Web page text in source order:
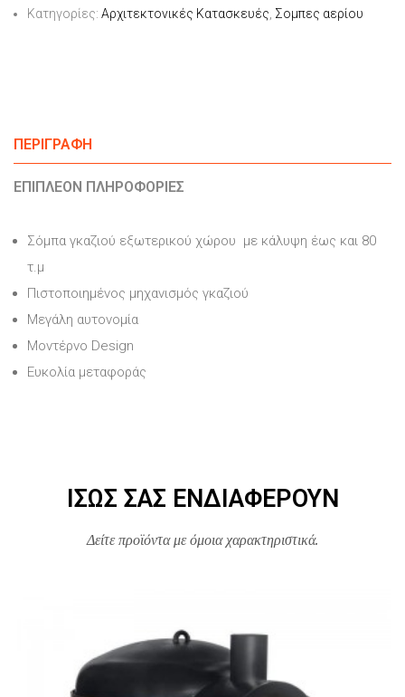
Κατηγορίες: Αρχιτεκτονικές Κατασκευές Σομπες αερίου
ΠΕΡΙΓΡΑΦΉ
ΕΠΙΠΛΈΟΝ ΠΛΗΡΟΦΟΡΊΕΣ
Σόμπα γκαζιού εξωτερικού χώρου με κάλυψη έως και 80
τ.μ
Πιστοποιημένος μηχανισμός γκαζιού
Μεγάλη αυτονομία
Μοντέρνο Design
Ευκολία μεταφοράς
ΊΣΩΣ ΣΑΣ ΕΝΔΙΑΦΈΡΟΥΝ
Δείτε προϊόντα με όμοια χαρακτηριστικά.